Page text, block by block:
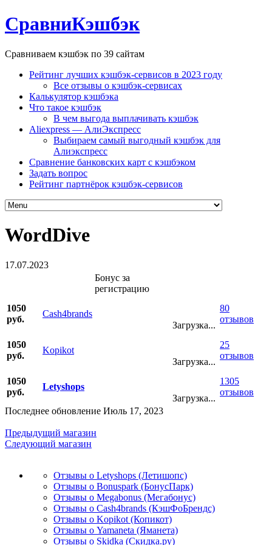
СравниКэшбэк
Сравниваем кэшбэк по 39 сайтам
Рейтинг лучших кэшбэк-сервисов в 2023 году
Все отзывы о кэшбэк-сервисах
Калькулятор кэшбэка
Что такое кэшбэк
В чем выгода выплачивать кэшбэк
Aliexpress — АлиЭкспресс
Выбираем самый выгодный кэшбэк для
Алиэкспресс
Сравнение банковских карт с кэшбэком
Задать вопрос
Рейтинг партнёрок кэшбэк-сервисов
WordDive
17.07.2023
Бонус за
регистрацию
1050
руб.
Cash4brands
Загрузка...
80
отзывов
1050
руб.
Kopikot
Загрузка...
25
отзывов
1050
руб.
Letyshops
Загрузка...
1305
отзывов
Последнее обновление Июль 17, 2023
Предыдущий магазин
Следующий магазин
Отзывы о Letyshops (Летишопс)
Отзывы о Bonuspark (БонусПарк)
Отзывы о Megabonus (Мегабонус)
Отзывы о Cash4brands (КэшФоБрендс)
Отзывы о Kopikot (Копикот)
Отзывы о Yamaneta (Яманета)
Отзывы о Skidka (Скидка.ру)